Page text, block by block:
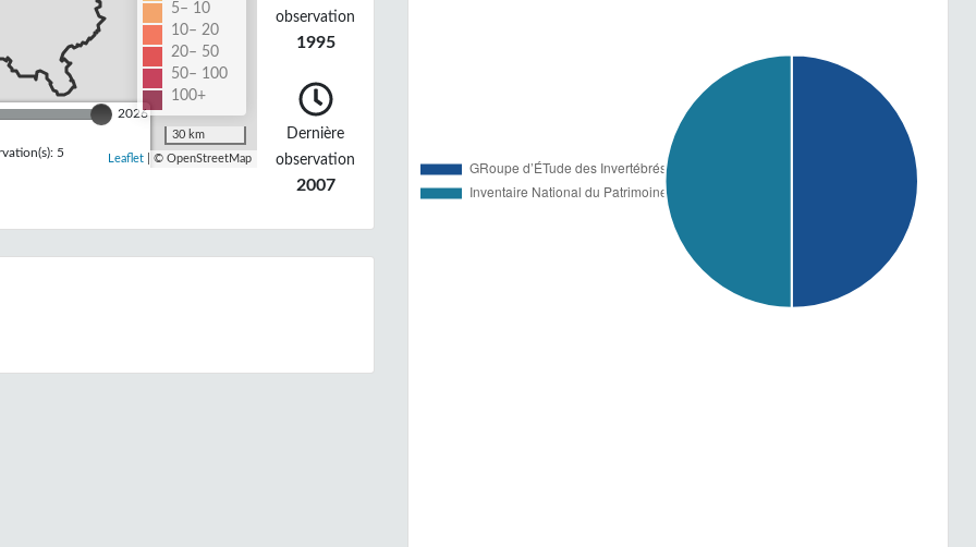
2026
5
5– 10
10– 20
20– 50
50– 100
100+
30 km
Leaflet| © OpenStreetMap
observation
1995
Dernière
observation
2007